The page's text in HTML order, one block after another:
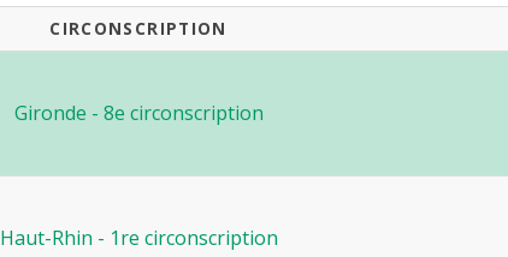
CIRCONSCRIPTION
Gironde - 8e circonscription
Haut-Rhin - 1re circonscription